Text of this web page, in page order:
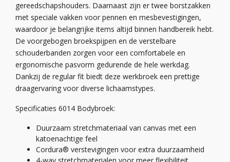
gereedschapshouders. Daarnaast zijn er twee borstzakken
met speciale vakken voor pennen en mesbevestigingen,
waardoor je belangrijke items altijd binnen handbereik hebt.
De voorgebogen broekspijpen en de verstelbare
schouderbanden zorgen voor een comfortabele en
ergonomische pasvorm gedurende de hele werkdag.
Dankzij de regular fit biedt deze werkbroek een prettige
draagervaring voor diverse lichaamstypes.
Specificaties 6014 Bodybroek:
Duurzaam stretchmateriaal van canvas met een
katoenachtige feel
Cordura® verstevigingen voor extra duurzaamheid